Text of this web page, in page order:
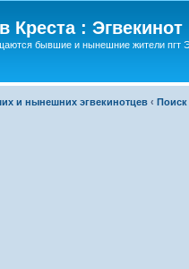
Креста : Эгвекинот
бывшие и нынешние жители пгт
и нынешних эгвекинотцев ‹ Поиск